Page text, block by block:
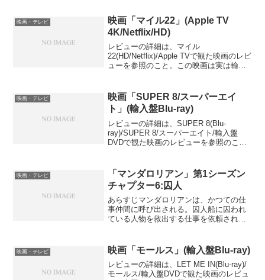
映画・テレビ
映画「マイル22」(Apple TV
4K/Netflix/HD)
レビューの詳細は、マイル
22(HD/Netflix)/Apple TVで観た映画のレビ
ューを参照のこと。この映画は実は輸入
高画質、高音質であることは承知...
映画・テレビ
映画「SUPER 8/スーパーエイ
ト」(輸入盤Blu-ray)
レビューの詳細は、SUPER 8(Blu-
ray)/SUPER 8/スーパーエイト/輸入盤
DVDで観た映画のレビューを参照のこ
個人はあまり事前情報を仕入れないの...
映画・テレビ
「マンダロリアン」第1シーズン
チャプター6:囚人
あらすじマンダロリアンは、かつての仕
事仲間に呼び出される。囚人船に囚われ
ている人物を救出する仕事を依頼され、
なかった。ドロイドの整備により、マン
ダロリアンの船はコントロ...
映画・テレビ 映画「モールス」(輸入盤Blu-ray)
レビューの詳細は、LET ME IN(Blu-ray)/
モールス/輸入盤DVDで観た映画のレビュ